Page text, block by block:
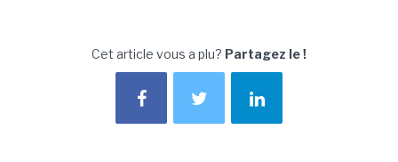
Cet article vous a plu? Partagez le !